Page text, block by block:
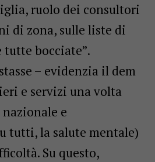
ruolo dei consultori
di zona, sulle liste di
tutte bocciate”.
– evidenzia il dem
e servizi una volta
e
tutti, la salute mentale)
Su questo,